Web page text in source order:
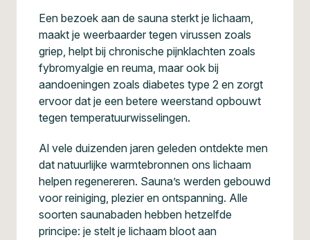
Een bezoek aan de sauna sterkt je lichaam,
maakt je weerbaarder tegen virussen zoals
griep, helpt bij chronische pijnklachten zoals
fybromyalgie en reuma, maar ook bij
aandoeningen zoals diabetes type 2 en zorgt
ervoor dat je een betere weerstand opbouwt
tegen temperatuurwisselingen.
Al vele duizenden jaren geleden ontdekte men
dat natuurlijke warmtebronnen ons lichaam
helpen regenereren. Sauna’s werden gebouwd
voor reiniging, plezier en ontspanning. Alle
soorten saunabaden hebben hetzelfde
principe: je stelt je lichaam bloot aan